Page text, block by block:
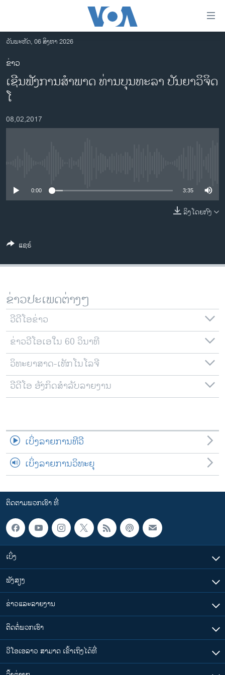
ເຂົ້າ
ຫາ
ຂ້າມ
ຂ້າມ
ຂ້າມ
ຫາ
ຊອກ
ອາເມຣິກາ
ຂ່າວ​ຈີນ
ຊີວິດຊາວລາວ
ທຸລະກິດ
ພາສາອັງກິດ
ສຽງ
ລາຍການກະຈາຍສຽງ
ລາຍງານ
ຕິດຕາມພວກເຮົາ ທີ່
ພາສາຕ່າງໆ
ວັນພະຫັດ, 06 ສິງຫາ 2026
ຂ່າວ
ເຊີນຟັງການສຳພາດ ທ່ານບຸນທະລາ ປັນຍາວິຈິດ
ໂ
08,02,2017
0:00 3:35
ລິງໂດຍກົງ
ແຊຣ໌
ຂ່າວປະເພດຕ່າງໆ
ວີດີໂອຂ່າວ
ຂ່າວວີໂອເອໃນ 60 ວິນາທີ
ວິທະຍາສາດ-ເທັກໂນໂລຈີ
ວີດີໂອ ອັງກິດສຳລັບລາຍງານ
ເບິ່ງລາຍການທີວີ
ເບິ່ງລາຍການວິທະຍຸ
ຕິດຕາມພວກເຮົາ ທີ່
ເບິ່ງ
ຟັງສຽງ
ຂ່າວແລະລາຍງານ
ຕິດຕໍ່ພວກເຮົາ
ວີໂອເອລາວ ສາມາດ ເຂົ້າເຖິງໄດ້ທີ່